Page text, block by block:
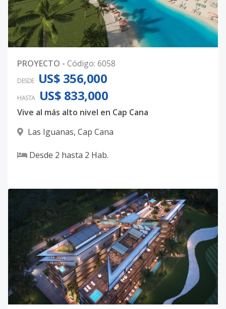
PROYECTO - Código: 6058
DESDE US$ 356,000
HASTA US$ 833,000
Vive al más alto nivel en Cap Cana
Las Iguanas, Cap Cana
Desde 2 hasta 2 Hab.